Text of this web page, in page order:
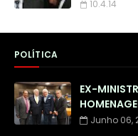
10.4.14
POLÍTICA
EX-
Junho 06,